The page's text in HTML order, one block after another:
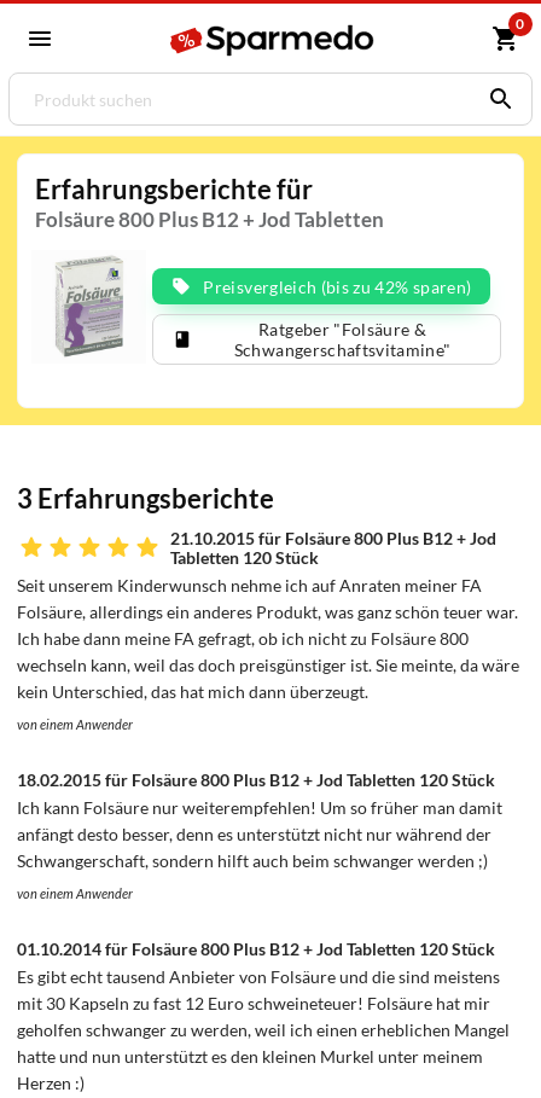
0
Erfahrungsberichte für
Folsäure 800 Plus B12 + Jod Tabletten
Preisvergleich (bis zu 42% sparen)
Ratgeber "Folsäure &
Schwangerschaftsvitamine"
3 Erfahrungsberichte
21.10.2015 für Folsäure 800 Plus B12 + Jod
Tabletten 120 Stück
Seit unserem Kinderwunsch nehme ich auf Anraten meiner FA
Folsäure, allerdings ein anderes Produkt, was ganz schön teuer war.
Ich habe dann meine FA gefragt, ob ich nicht zu Folsäure 800
wechseln kann, weil das doch preisgünstiger ist. Sie meinte, da wäre
kein Unterschied, das hat mich dann überzeugt.
von einem Anwender
18.02.2015 für Folsäure 800 Plus B12 + Jod Tabletten 120 Stück
Ich kann Folsäure nur weiterempfehlen! Um so früher man damit
anfängt desto besser, denn es unterstützt nicht nur während der
Schwangerschaft, sondern hilft auch beim schwanger werden ;)
von einem Anwender
01.10.2014 für Folsäure 800 Plus B12 + Jod Tabletten 120 Stück
Es gibt echt tausend Anbieter von Folsäure und die sind meistens
mit 30 Kapseln zu fast 12 Euro schweineteuer! Folsäure hat mir
geholfen schwanger zu werden, weil ich einen erheblichen Mangel
hatte und nun unterstützt es den kleinen Murkel unter meinem
Herzen :)